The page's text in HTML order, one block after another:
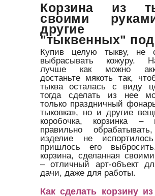
Корзина из
своими
другие
"тыквенных"
Купив целую тыкву, не
выбрасывать кожуру.
лучше как можно
достаньте мякоть так,
тыква осталась с виду
тогда сделать из нее
только праздничный
тыковка», но и другие
коробочка, корзинка –
правильно
изделие не
пришлось его
корзина, сделанная
– отличный арт-объект
дачи, даже для работы.
Как сделать корзину